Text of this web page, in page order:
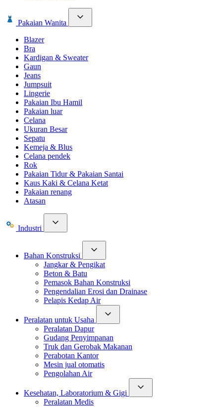
Pakaian Wanita
Blazer
Bra
Kardigan & Sweater
Gaun
Jeans
Jumpsuit
Lingerie
Pakaian Ibu Hamil
Pakaian luar
Celana
Ukuran Besar
Sepatu
Kemeja & Blus
Celana pendek
Rok
Pakaian Tidur & Pakaian Santai
Kaus Kaki & Celana Ketat
Pakaian renang
Atasan
Industri
Bahan Konstruksi
Jangkar & Pengikat
Beton & Batu
Pemasok Bahan Konstruksi
Pengendalian Erosi dan Drainase
Pelapis Kedap Air
Peralatan untuk Usaha
Peralatan Dapur
Gudang Penyimpanan
Truk dan Gerobak Makanan
Perabotan Kantor
Mesin jual otomatis
Pengolahan Air
Kesehatan, Laboratorium & Gigi
Peralatan Medis